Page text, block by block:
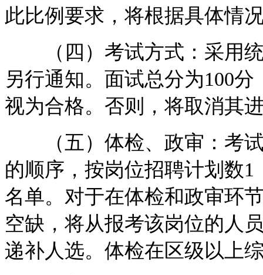
此比例要求，将根据具体情
（四）考试方式：采用统
另行通知。面试总分为100
视为合格。否则，将取消其
（五）体检、政审：考试
的顺序，按岗位招聘计划数
名单。对于在体检和政审环
空缺，将从报考该岗位的人
递补人选。体检在区级以上